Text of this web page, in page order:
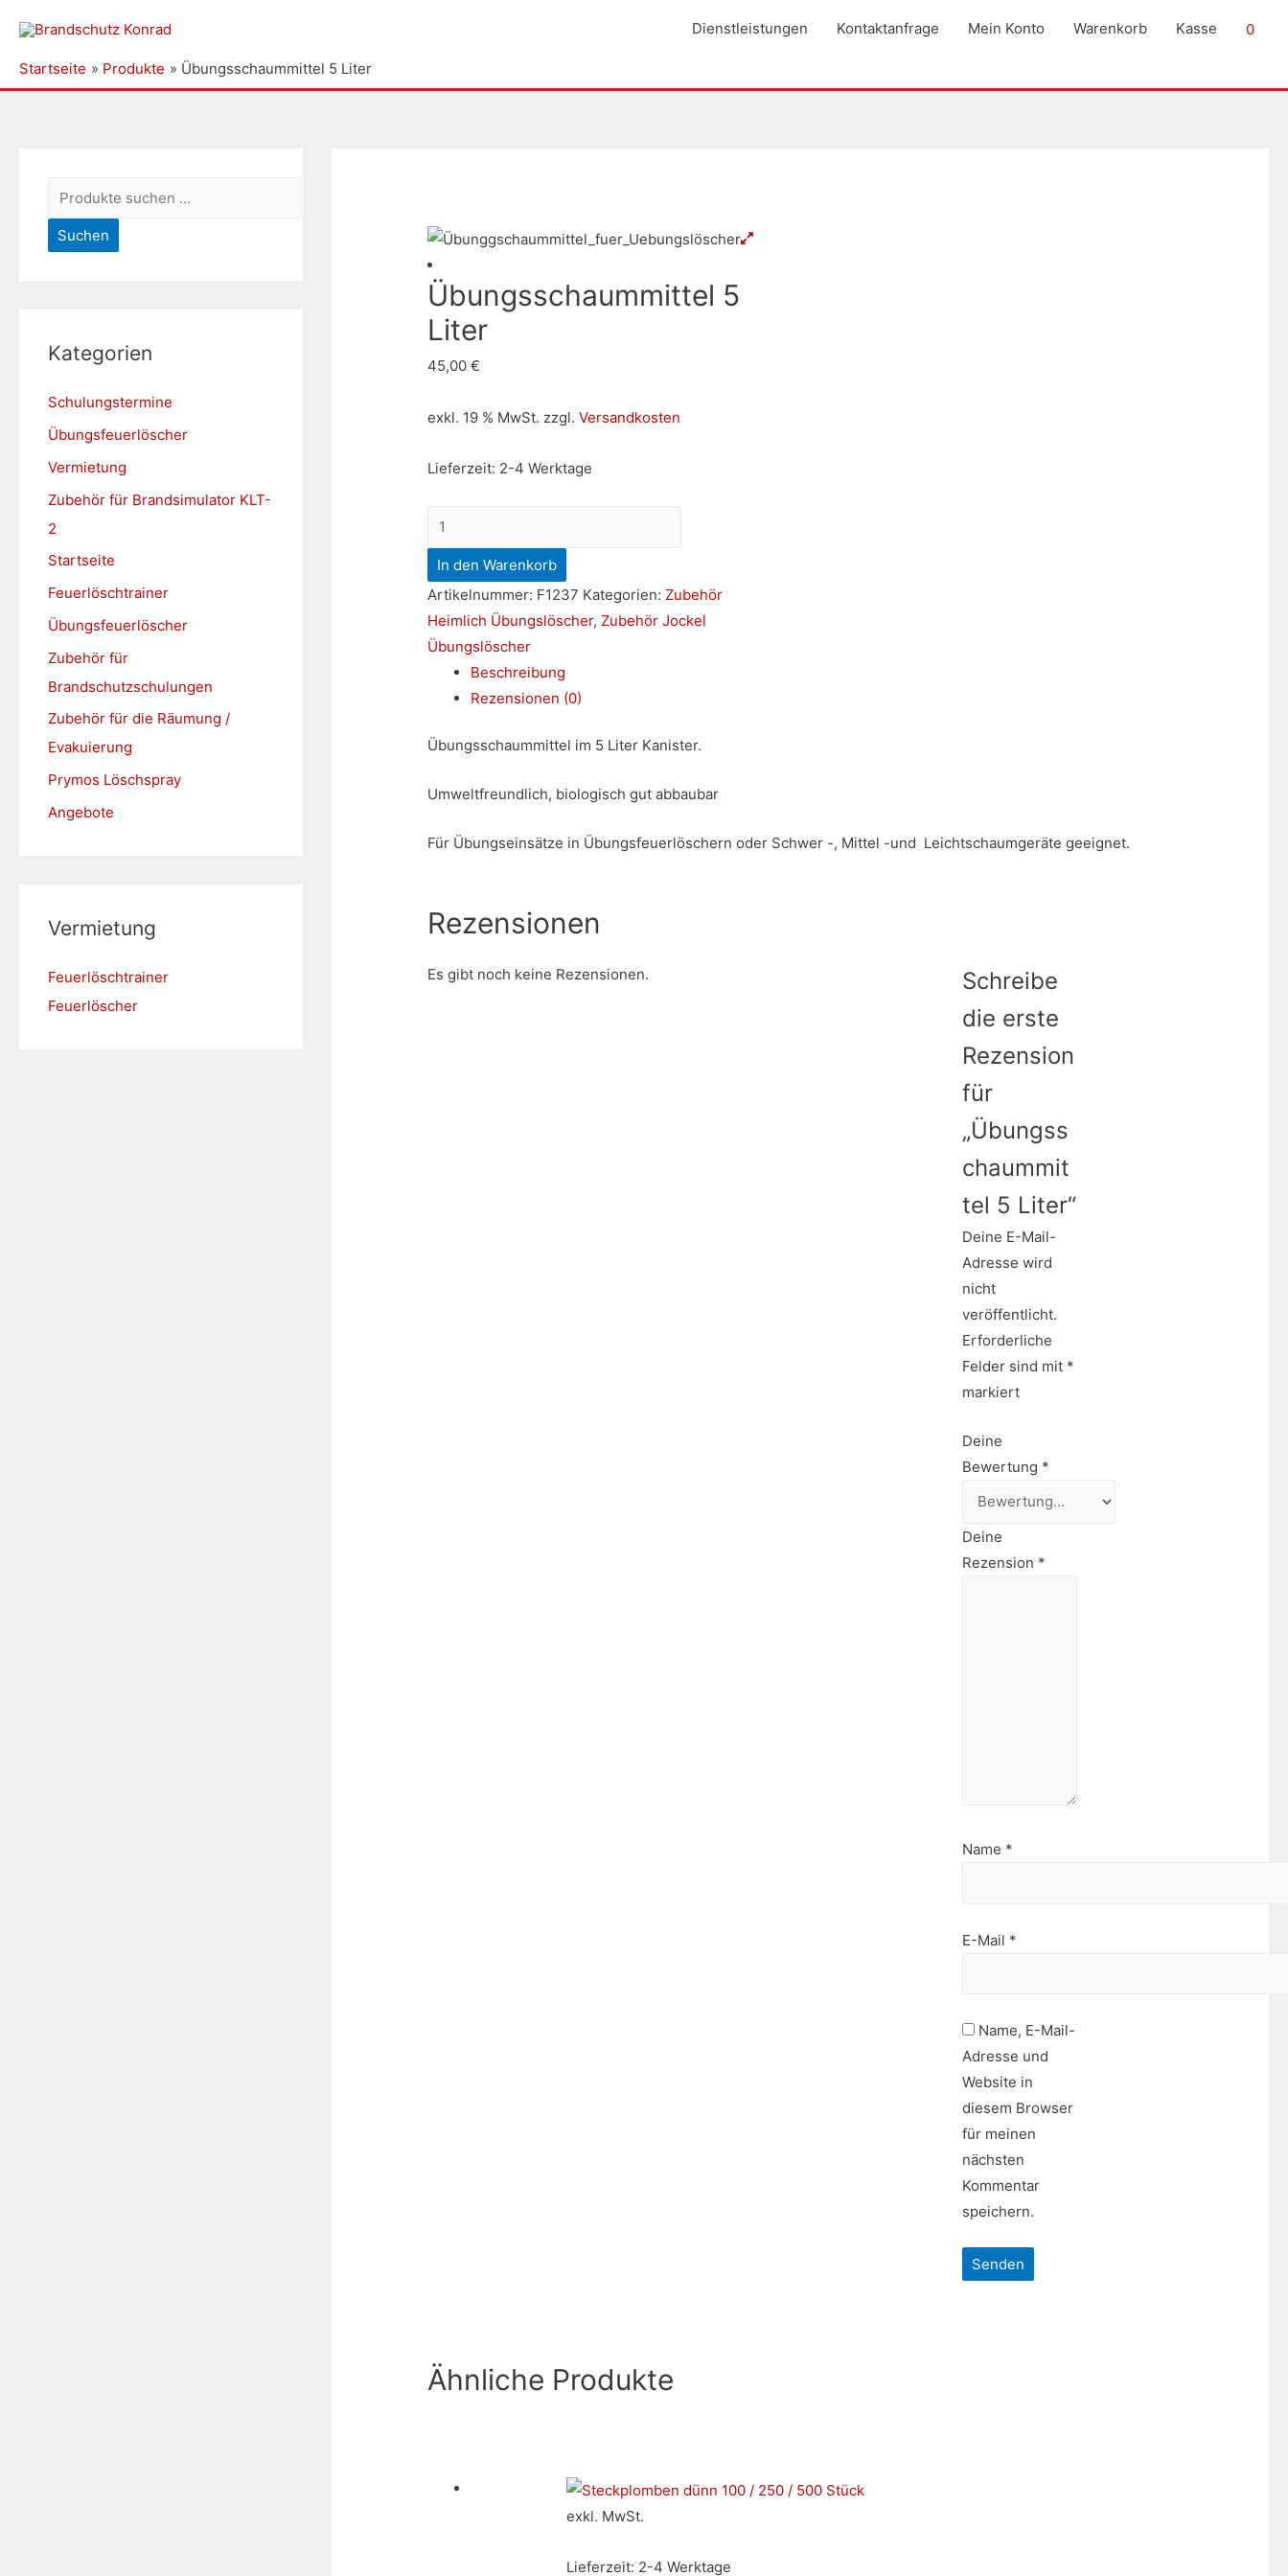
Dienstleistungen Kontaktanfrage Mein Konto Warenkorb Kasse 0
Startseite Produkte Übungsschaummittel 5 Liter
u
c
n
Suchen
Kategorien
Schulungstermine
Übungsfeuerlöscher
Vermietung
Zubehör für Brandsimulator KLT-
2
Startseite
Feuerlöschtrainer
Übungsfeuerlöscher
Zubehör für
Brandschutzschulungen
Zubehör für die Räumung /
Evakuierung
Prymos Löschspray
Angebote
Vermietung
Feuerlöschtrainer
Feuerlöscher
Übungsschaummittel 5
Liter
45,00€
exkl. 19 % MwSt. zzgl.Versandkosten
Lieferzeit: 2-4 Werktage
Übungsschaummittel
5
Liter
Menge
In den Warenkorb
Artikelnummer: F1237 Kategorien:Zubehör
Heimlich Übungslöscher,Zubehör Jockel
Übungslöscher
Beschreibung
Rezensionen (0)
Übungsschaummittel im 5 Liter Kanister.
Umweltfreundlich, biologisch gut abbaubar
Für Übungseinsätze in Übungsfeuerlöschern oder Schwer -, Mittel -und Leichtschaumgeräte geeignet.
Rezensionen
Es gibt noch keine Rezensionen.
Schreibe
die erste
Rezension
für
„Übungss
chaummit
tel 5 Liter“
Deine E-Mail-
Adresse wird
nicht
veröffentlicht.
Erforderliche
Felder sind mit *
markiert
Deine
Bewertung *
Deine
Rezension *
Name *
E-Mail *
Name, E-Mail-
Adresse und
Website in
diesem Browser
für meinen
nächsten
Kommentar
speichern.
Ähnliche Produkte
exkl. MwSt.
Lieferzeit: 2-4 Werktage